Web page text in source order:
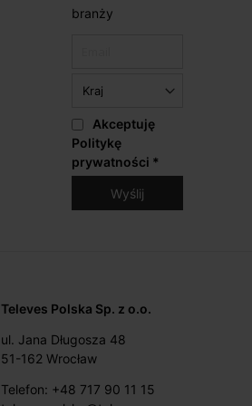
branży
Akceptuję
Politykę
prywatności *
Televes Polska Sp. z o.o.
ul. Jana Długosza 48
51-162 Wrocław
Telefon: +48 717 90 11 15